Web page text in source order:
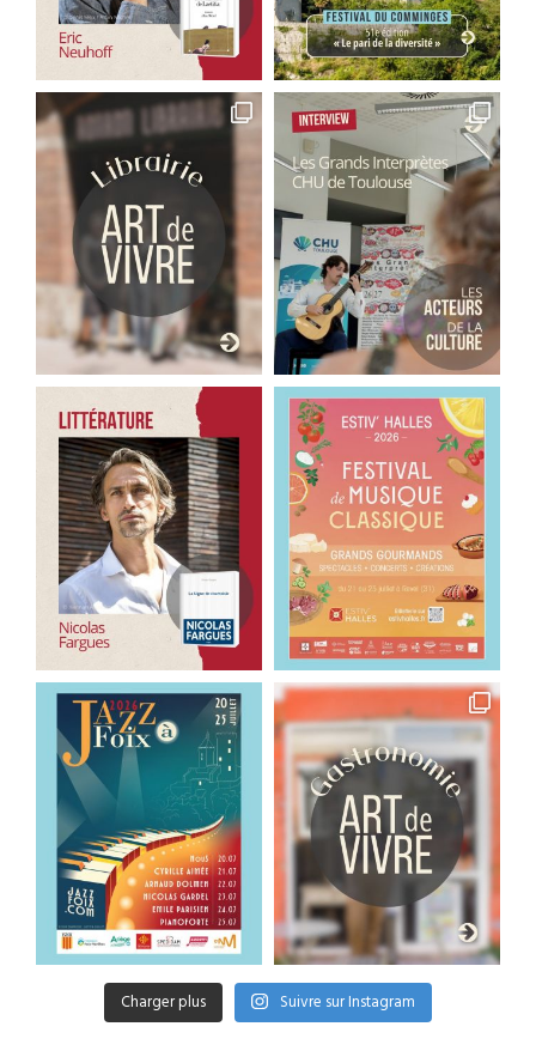
Charger plus Suivre sur Instagram